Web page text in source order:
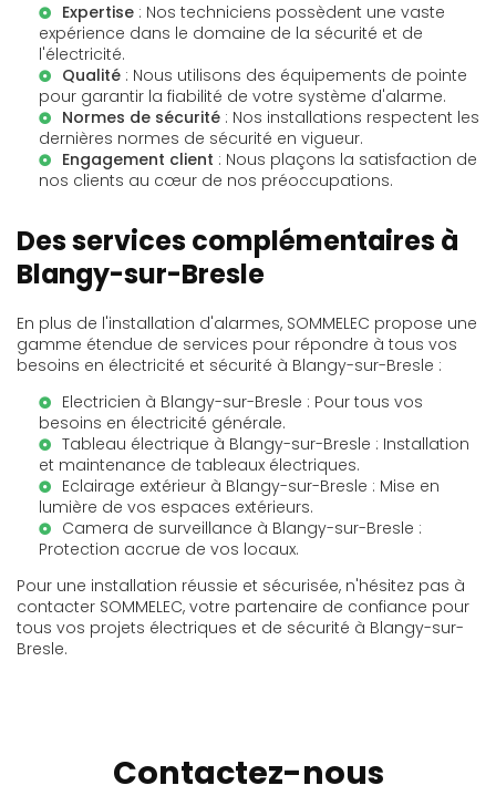
Expertise : Nos techniciens possèdent une vaste
expérience dans le domaine de la sécurité et de
l'électricité.
Qualité : Nous utilisons des équipements de pointe
pour garantir la fiabilité de votre système d'alarme.
Normes de sécurité : Nos installations respectent les
dernières normes de sécurité en vigueur.
Engagement client : Nous plaçons la satisfaction de
nos clients au cœur de nos préoccupations.
Des services complémentaires à
Blangy-sur-Bresle
En plus de l'installation d'alarmes, SOMMELEC propose une
gamme étendue de services pour répondre à tous vos
besoins en électricité et sécurité à Blangy-sur-Bresle :
Electricien à Blangy-sur-Bresle : Pour tous vos
besoins en électricité générale.
Tableau électrique à Blangy-sur-Bresle : Installation
et maintenance de tableaux électriques.
Eclairage extérieur à Blangy-sur-Bresle : Mise en
lumière de vos espaces extérieurs.
Camera de surveillance à Blangy-sur-Bresle :
Protection accrue de vos locaux.
Pour une installation réussie et sécurisée, n'hésitez pas à
contacter SOMMELEC, votre partenaire de confiance pour
tous vos projets électriques et de sécurité à Blangy-sur-
Bresle.
Contactez-nous